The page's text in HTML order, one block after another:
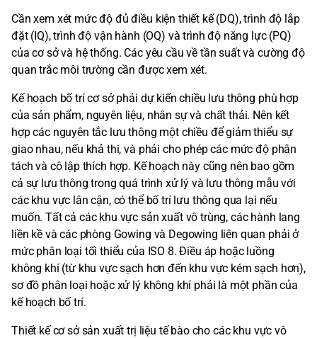
Cần xem xét mức độ đủ điều kiện thiết kế (DQ), trình độ lắp
đặt (IQ), trình độ vận hành (OQ) và trình độ năng lực (PQ)
của cơ sở và hệ thống. Các yêu cầu về tần suất và cường độ
quan trắc môi trường cần được xem xét.
Kế hoạch bố trí cơ sở phải dự kiến chiều lưu thông phù hợp
của sản phẩm, nguyên liệu, nhân sự và chất thải. Nên kết
hợp các nguyên tắc lưu thông một chiều để giảm thiểu sự
giao nhau, nếu khả thi, và phải cho phép các mức độ phân
tách và cô lập thích hợp. Kế hoạch này cũng nên bao gồm
cả sự lưu thông trong quá trình xử lý và lưu thông mẫu với
các khu vực lân cận, có thể bố trí lưu thông qua lại nếu
muốn. Tất cả các khu vực sản xuất vô trùng, các hành lang
liền kề và các phòng Gowing và Degowing liên quan phải ở
mức phân loại tối thiểu của ISO 8. Điều áp hoặc luồng
không khí (từ khu vực sạch hơn đến khu vực kém sạch hơn),
sơ đồ phân loại hoặc xử lý không khí phải là một phần của
kế hoạch bố trí.
Thiết kế cơ sở sản xuất trị liệu tế bào cho các khu vực vô